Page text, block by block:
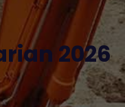
2026